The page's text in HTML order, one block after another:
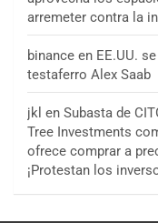
arremeter contra la
binance en EE.UU.
testaferro Alex Saab
jkl en Subasta de
Tree Investments
ofrece comprar a
¡Protestan los